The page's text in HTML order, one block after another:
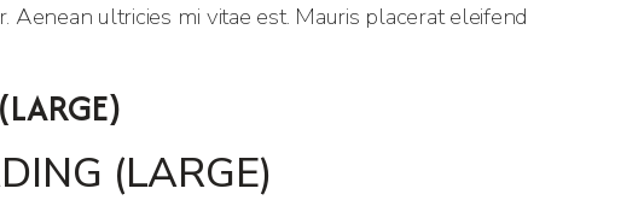
Aenean ultricies mi vitae est. Mauris placerat eleifend
(LARGE)